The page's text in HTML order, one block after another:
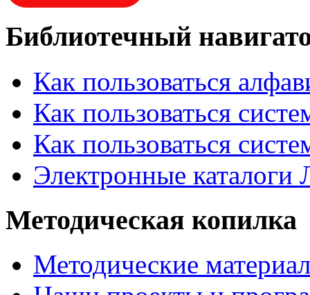
Библиотечный
Как пользоваться
Как пользоваться
Как пользоваться
Электронные
Методическая копилка
Методические